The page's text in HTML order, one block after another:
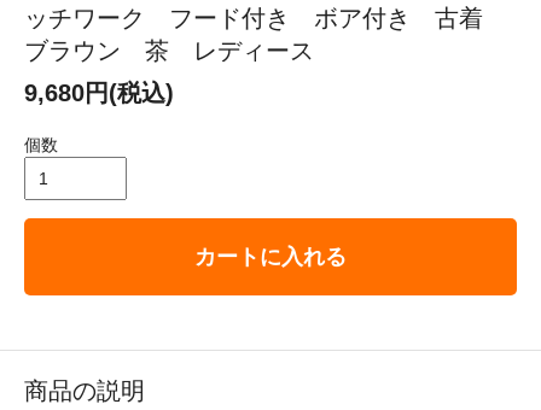
ッチワーク フード付き ボア付き 古着
ブラウン 茶 レディース
9,680円(税込)
個数
カートに入れる
商品の説明